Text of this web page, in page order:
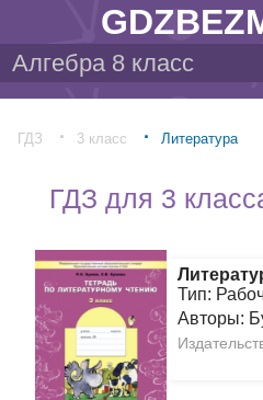
ГДЗ 3 класс Литература
ГДЗ для 3
Тип:
Авторы: